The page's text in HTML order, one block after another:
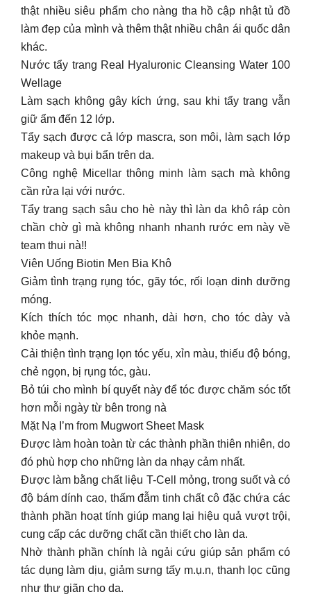
thật nhiều siêu phẩm cho nàng tha hồ cập nhật tủ đồ
làm đẹp của mình và thêm thật nhiều chân ái quốc dân
khác.
Nước tẩy trang Real Hyaluronic Cleansing Water 100
Wellage
Làm sạch không gây kích ứng, sau khi tẩy trang vẫn
giữ ẩm đến 12 lớp.
Tẩy sạch được cả lớp mascra, son môi, làm sạch lớp
makeup và bụi bẩn trên da.
Công nghệ Micellar thông minh làm sạch mà không
cần rửa lại với nước.
Tẩy trang sạch sâu cho hè này thì làn da khô ráp còn
chần chờ gì mà không nhanh nhanh rước em này về
team thui nà!!
Viên Uống Biotin Men Bia Khô
Giảm tình trạng rụng tóc, gãy tóc, rối loạn dinh dưỡng
móng.
Kích thích tóc mọc nhanh, dài hơn, cho tóc dày và
khỏe mạnh.
Cải thiện tình trạng lọn tóc yếu, xỉn màu, thiếu độ bóng,
chẻ ngọn, bị rụng tóc, gàu.
Bỏ túi cho mình bí quyết này để tóc được chăm sóc tốt
hơn mỗi ngày từ bên trong nà
Mặt Nạ I’m from Mugwort Sheet Mask
Được làm hoàn toàn từ các thành phần thiên nhiên, do
đó phù hợp cho những làn da nhạy cảm nhất.
Được làm bằng chất liệu T-Cell mỏng, trong suốt và có
độ bám dính cao, thấm đẫm tinh chất cô đặc chứa các
thành phần hoạt tính giúp mang lại hiệu quả vượt trội,
cung cấp các dưỡng chất cần thiết cho làn da.
Nhờ thành phần chính là ngải cứu giúp sản phẩm có
tác dụng làm dịu, giảm sưng tấy m.ụ.n, thanh lọc cũng
như thư giãn cho da.